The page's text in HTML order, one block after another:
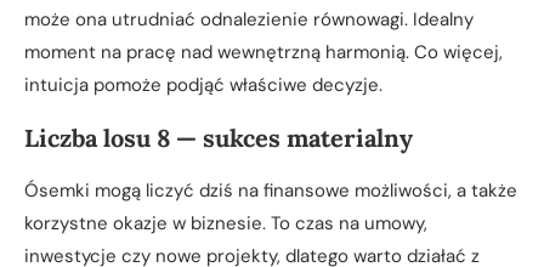
może ona utrudniać odnalezienie równowagi. Idealny
moment na pracę nad wewnętrzną harmonią. Co więcej,
intuicja pomoże podjąć właściwe decyzje.
Liczba losu 8 — sukces materialny
Ósemki mogą liczyć dziś na finansowe możliwości, a także
korzystne okazje w biznesie. To czas na umowy,
inwestycje czy nowe projekty, dlatego warto działać z